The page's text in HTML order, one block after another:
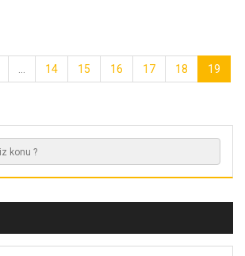
14 15 16 17 18 19